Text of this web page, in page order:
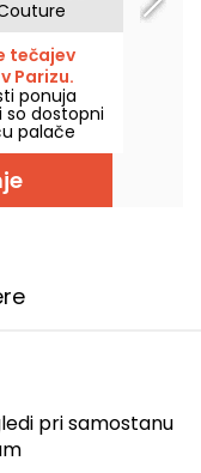
nosijo
2026.
tečajev
Parizu.
ponuja
dostopni
palače
do junija.
pri samostanu